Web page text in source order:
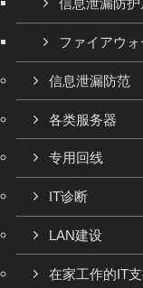
信息泄漏防
ファイアウ
信息泄漏防范
各类服务器
专用回线
IT诊断
LAN建设
在家工作的IT